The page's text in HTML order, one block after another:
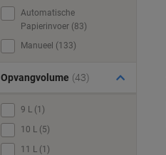
Automatische
Papierinvoer (83)
Manueel (133)
Opvangvolume (43)
9 L (1)
10 L (5)
11 L (1)